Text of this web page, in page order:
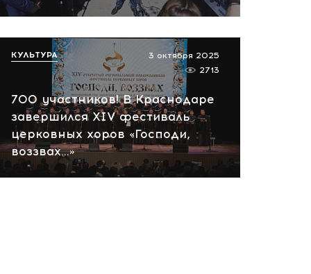
700 участников! В Краснодаре
завершился XIV фестиваль
церковных хоров «Господи,
воззвах…»
3 октября 2025
2713
КУЛЬТУРА